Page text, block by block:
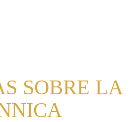
SOBRE LA